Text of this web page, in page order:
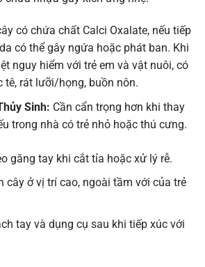
có chứa chất Calci Oxalate, nếu tiếp
có thể gây ngứa hoặc phát ban. Khi
nguy hiểm với trẻ em và vật nuôi, có
tê, rát lưỡi/họng, buồn nôn.
Sinh: Cần cẩn trọng hơn khi thay
trong nhà có trẻ nhỏ hoặc thú cưng.
găng tay khi cắt tỉa hoặc xử lý rễ.
cây ở vị trí cao, ngoài tầm với của trẻ
tay và dụng cụ sau khi tiếp xúc với